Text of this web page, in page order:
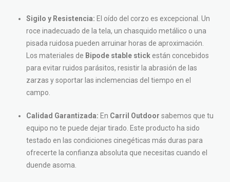
Sigilo y Resistencia: El oído del corzo es excepcional. Un
roce inadecuado de la tela, un chasquido metálico o una
pisada ruidosa pueden arruinar horas de aproximación.
Los materiales de Bipode stable stick están concebidos
para evitar ruidos parásitos, resistir la abrasión de las
zarzas y soportar las inclemencias del tiempo en el
campo.
Calidad Garantizada: En Carril Outdoor sabemos que tu
equipo no te puede dejar tirado. Este producto ha sido
testado en las condiciones cinegéticas más duras para
ofrecerte la confianza absoluta que necesitas cuando el
duende asoma.